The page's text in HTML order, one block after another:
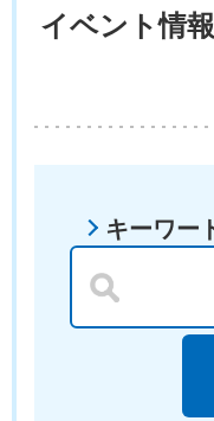
イベント情
キーワー